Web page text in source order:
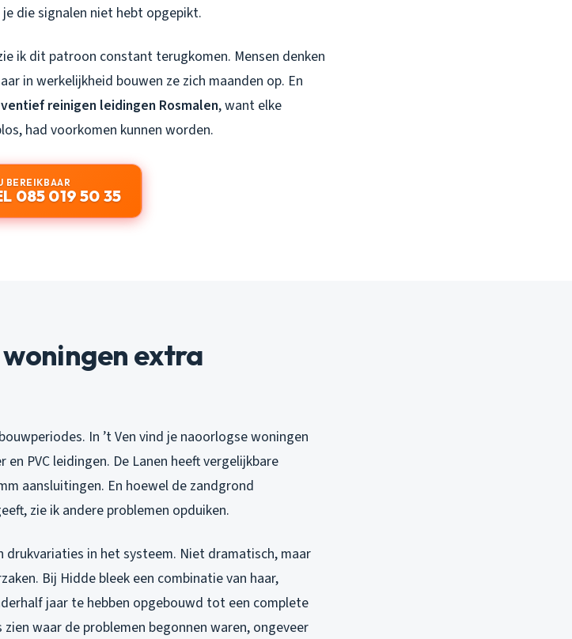
die signalen niet hebt opgepikt.
ik dit patroon constant terugkomen. Mensen denken
in werkelijkheid bouwen ze zich maanden op. En
reinigen leidingen Rosmalen, want elke
had voorkomen kunnen worden.
BEREIKBAAR
085 019 50 35
extra
In ’t Ven vind je naoorlogse woningen
PVC leidingen. De Lanen heeft vergelijkbare
aansluitingen. En hoewel de zandgrond
zie ik andere problemen opduiken.
in het systeem. Niet dramatisch, maar
Bij Hidde bleek een combinatie van haar,
jaar te hebben opgebouwd tot een complete
waar de problemen begonnen waren, ongeveer